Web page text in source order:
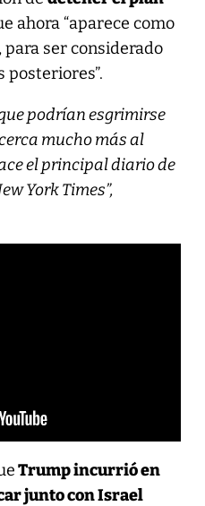
ahora “aparece como
ser considerado
posteriores”.
podrían esgrimirse
mucho más al
el principal diario de
York Times”,
Trump incurrió en
junto con Israel